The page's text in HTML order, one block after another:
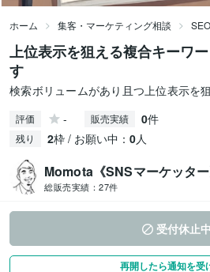
ホーム 集客・マーケティング相談
上位表示を狙える複合キーワ
す
検索ボリュームがあり且つ上位表示を
評価 - 販売実績 0件
残り 2枠 / お願い中： 0人
Momota《SNSマーケッター
総販売実績： 27件
受付休止中
再開したら通知を受